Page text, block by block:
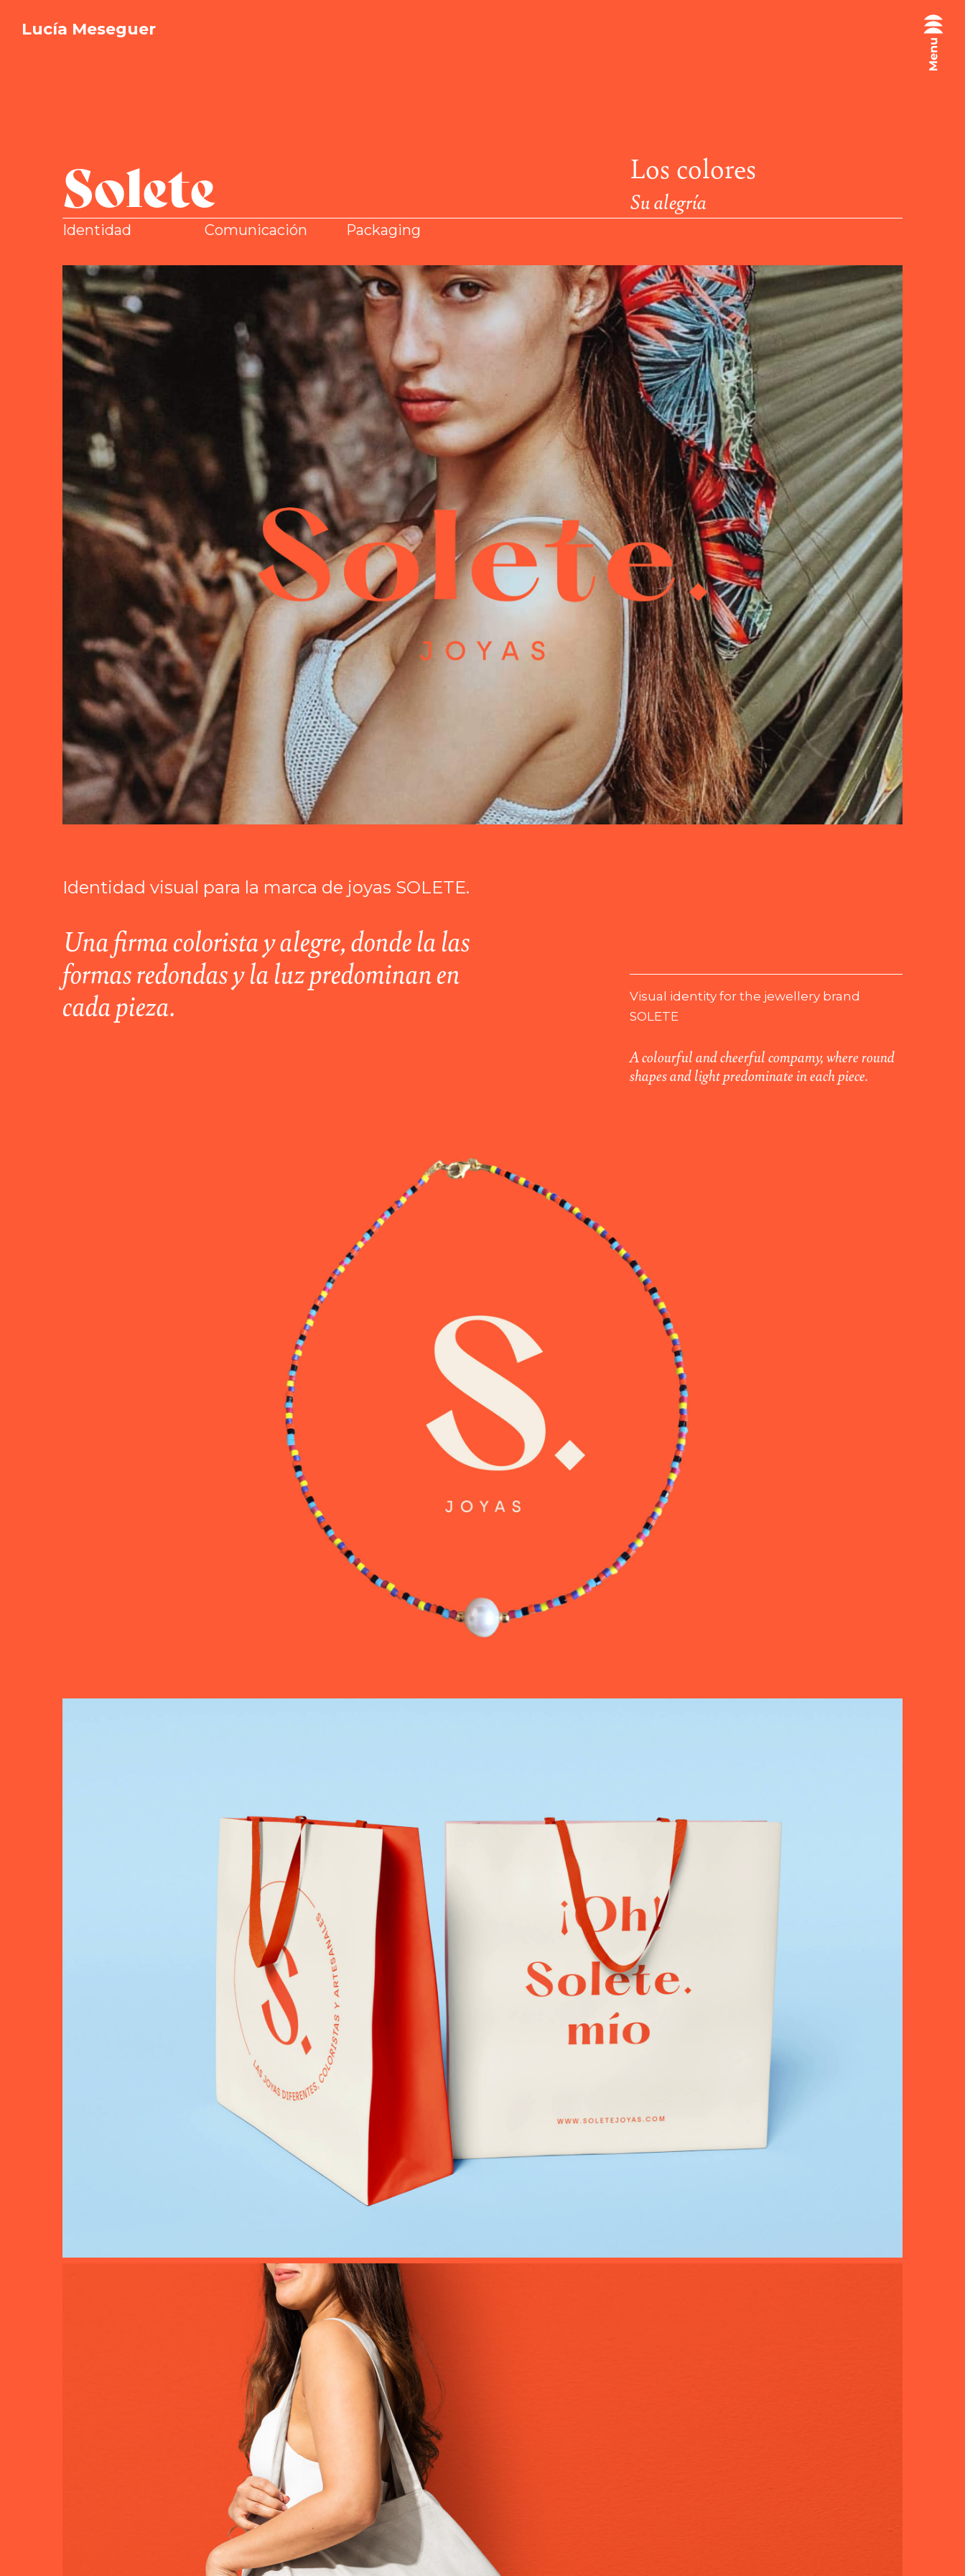
Lucía Meseguer
Solete Los colores
Su alegría
Identidad Comunicación Packaging
Identidad visual para la marca de joyas SOLETE.
Una firma colorista y alegre, donde la las
formas redondas y la luz predominan en
cada pieza.
Visual identity for the jewellery brand
SOLETE
A colourful and cheerful compamy, where round
shapes and light predominate in each piece.